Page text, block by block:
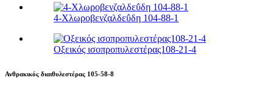
4-Χλωροβενζαλδεΰδη 104-88-1
Οξεικός ισοπροπυλεστέρας108-21-4
Ανθρακικός διαιθυλεστέρας 105-58-8